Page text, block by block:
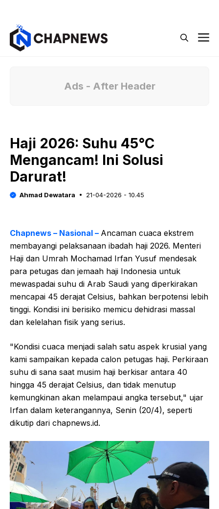
Ads - After Header
Haji 2026: Suhu 45°C
Mengancam! Ini Solusi
Darurat!
Ahmad Dewatara 21-04-2026 - 10.45
Chapnews – Nasional – Ancaman cuaca ekstrem
membayangi pelaksanaan ibadah haji 2026. Menteri
Haji dan Umrah Mochamad Irfan Yusuf mendesak
para petugas dan jemaah haji Indonesia untuk
mewaspadai suhu di Arab Saudi yang diperkirakan
mencapai 45 derajat Celsius, bahkan berpotensi lebih
tinggi. Kondisi ini berisiko memicu dehidrasi massal
dan kelelahan fisik yang serius.
"Kondisi cuaca menjadi salah satu aspek krusial yang
kami sampaikan kepada calon petugas haji. Perkiraan
suhu di sana saat musim haji berkisar antara 40
hingga 45 derajat Celsius, dan tidak menutup
kemungkinan akan melampaui angka tersebut," ujar
Irfan dalam keterangannya, Senin (20/4), seperti
dikutip dari chapnews.id.